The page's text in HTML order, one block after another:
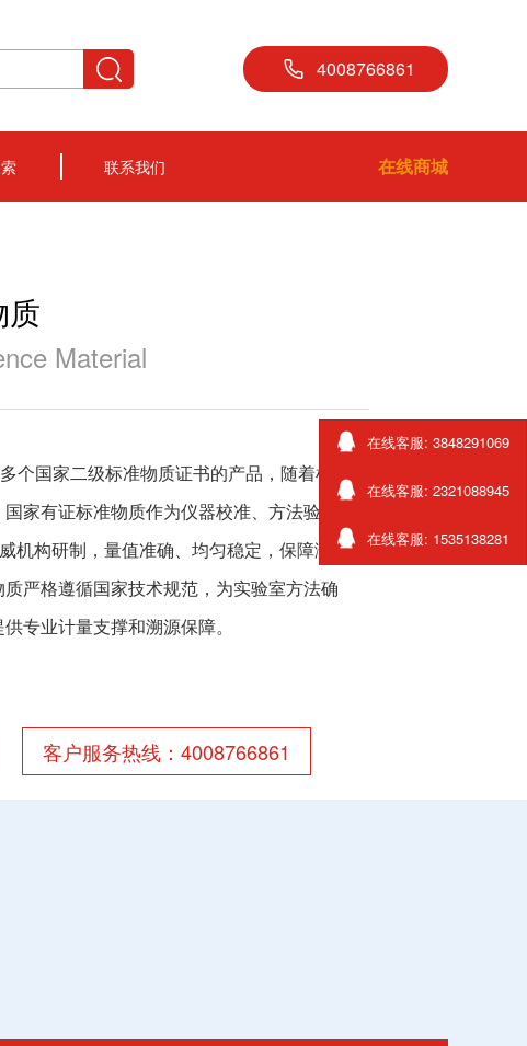
4008766861
联系我们 在线商城
质
Material
个国家二级标准物质证书的产品，随着检测行
家有证标准物质作为仪器校准、方法验证与
机构研制，量值准确、均匀稳定，保障测量结
严格遵循国家技术规范，为实验室方法确
专业计量支撑和溯源保障。
客户服务热线：4008766861
在线客服: 3848291069
在线客服: 2321088945
在线客服: 1535138281